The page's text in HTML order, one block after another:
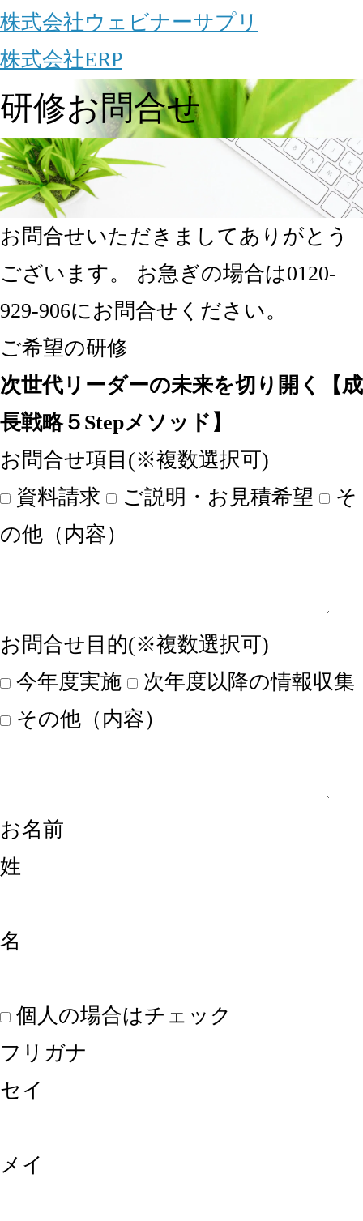
株式会社ウェビナーサプリ
株式会社ERP
研修お問合せ
お問合せいただきましてありがとう
ございます。 お急ぎの場合は0120-
929-906にお問合せください。
ご希望の研修
次世代リーダーの未来を切り開く【成
長戦略５Stepメソッド】
お問合せ項目(※複数選択可)
資料請求
ご説明・お見積希望
そ
の他（内容）
お問合せ目的(※複数選択可)
今年度実施
次年度以降の情報収集
その他（内容）
お名前
姓
名
個人の場合はチェック
フリガナ
セイ
メイ